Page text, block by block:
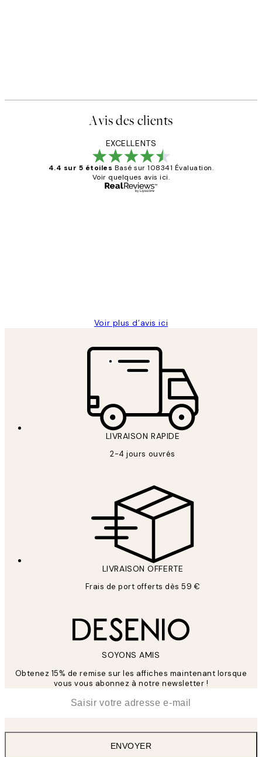
Avis des clients
EXCELLENTS
4.4 sur 5 étoiles Basé sur 108341 Évaluation.
Voir quelques avis ici.
Voir plus d’avis ici
LIVRAISON RAPIDE
2-4 jours ouvrés
LIVRAISON OFFERTE
Frais de port offerts dès 59 €
SOYONS AMIS
Obtenez 15% de remise sur les affiches maintenant lorsque
vous vous abonnez à notre newsletter !
ENVOYER